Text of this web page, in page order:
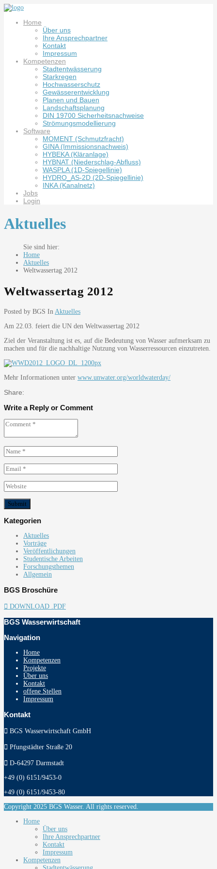
Home
Über uns
Ihre Ansprechpartner
Kontakt
Impressum
Kompetenzen
Stadtentwässerung
Starkregen
Hochwasserschutz
Gewässerentwicklung
Planen und Bauen
Landschaftsplanung
DIN 19700 Sicherheitsnachweise
Strömungsmodellierung
Software
MOMENT (Schmutzfracht)
GINA (Immissionsnachweis)
HYBEKA (Kläranlage)
HYBNAT (Niederschlag-Abfluss)
WASPLA (1D-Spiegellinie)
HYDRO_AS-2D (2D-Spiegellinie)
INKA (Kanalnetz)
Jobs
Login
Aktuelles
Home
Aktuelles
Weltwassertag 2012
Weltwassertag 2012
Posted by BGS In Aktuelles
Am 22.03. feiert die UN den Weltwassertag 2012
Ziel der Veranstaltung ist es, auf die Bedeutung von Wasser aufmerksam zu
machen und für die nachhaltige Nutzung von Wasserressourcen einzutreten.
Mehr Informationen unter www.unwater.org/worldwaterday/
Share:
Write a Reply or Comment
Kategorien
Aktuelles
Vorträge
Veröffentlichungen
Studentische Arbeiten
Forschungsthemen
Allgemein
BGS Broschüre
DOWNLOAD .PDF
BGS Wasserwirtschaft
Navigation
Home
Kompetenzen
Projekte
Über uns
Kontakt
offene Stellen
Impressum
Kontakt
BGS Wasserwirtschaft GmbH
Pfungstädter Straße 20
D-64297 Darmstadt
+49 (0) 6151/9453-0
+49 (0) 6151/9453-80
Copyright 2025 BGS Wasser. All rights reserved.
Home
Über uns
Ihre Ansprechpartner
Kontakt
Impressum
Kompetenzen